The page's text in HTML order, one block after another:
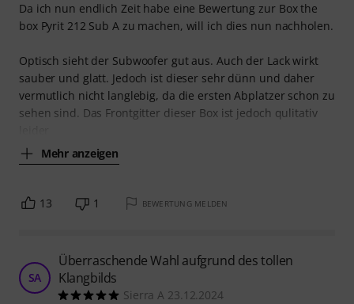
Da ich nun endlich Zeit habe eine Bewertung zur Box the
box Pyrit 212 Sub A zu machen, will ich dies nun nachholen.
Optisch sieht der Subwoofer gut aus. Auch der Lack wirkt
sauber und glatt. Jedoch ist dieser sehr dünn und daher
vermutlich nicht langlebig, da die ersten Abplatzer schon zu
sehen sind. Das Frontgitter dieser Box ist jedoch qulitativ
Mehr anzeigen
13 1 BEWERTUNG MELDEN
SA
Überraschende Wahl aufgrund des tollen
Klangbilds
Sierra A 23.12.2024